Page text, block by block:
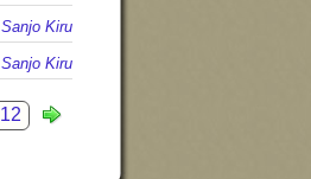
Sanjo Kiru
Sanjo Kiru
12